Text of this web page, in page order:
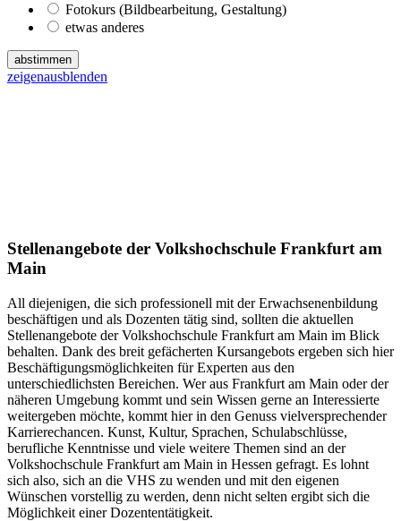
Fotokurs (Bildbearbeitung, Gestaltung)
etwas anderes
abstimmen
zeigenausblenden
Stellenangebote der Volkshochschule Frankfurt am
Main
All diejenigen, die sich professionell mit der Erwachsenenbildung
beschäftigen und als Dozenten tätig sind, sollten die aktuellen
Stellenangebote der Volkshochschule Frankfurt am Main im Blick
behalten. Dank des breit gefächerten Kursangebots ergeben sich hier
Beschäftigungsmöglichkeiten für Experten aus den
unterschiedlichsten Bereichen. Wer aus Frankfurt am Main oder der
näheren Umgebung kommt und sein Wissen gerne an Interessierte
weitergeben möchte, kommt hier in den Genuss vielversprechender
Karrierechancen. Kunst, Kultur, Sprachen, Schulabschlüsse,
berufliche Kenntnisse und viele weitere Themen sind an der
Volkshochschule Frankfurt am Main in Hessen gefragt. Es lohnt
sich also, sich an die VHS zu wenden und mit den eigenen
Wünschen vorstellig zu werden, denn nicht selten ergibt sich die
Möglichkeit einer Dozententätigkeit.